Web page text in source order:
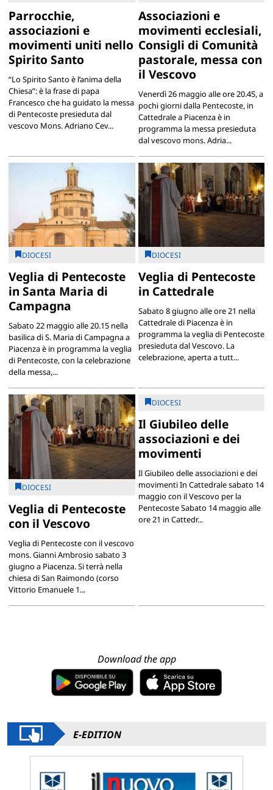
Parrocchie,
associazioni e
movimenti uniti nello
Spirito Santo
“Lo Spirito Santo è l’anima della
Chiesa”: è la frase di papa
Francesco che ha guidato la messa
di Pentecoste presieduta dal
vescovo Mons. Adriano Cev...
Associazioni e
movimenti ecclesiali,
Consigli di Comunità
pastorale, messa con
il Vescovo
Venerdì 26 maggio alle ore 20.45, a
pochi giorni dalla Pentecoste, in
Cattedrale a Piacenza è in
programma la messa presieduta
dal vescovo mons. Adria...
DIOCESI
Veglia di Pentecoste
in Santa Maria di
Campagna
Sabato 22 maggio alle 20.15 nella
basilica di S. Maria di Campagna a
Piacenza è in programma la veglia
di Pentecoste, con la celebrazione
della messa,...
DIOCESI
Veglia di Pentecoste
in Cattedrale
Sabato 8 giugno alle ore 21 nella
Cattedrale di Piacenza è in
programma la veglia di Pentecoste
presieduta dal Vescovo. La
celebrazione, aperta a tutt...
DIOCESI
Veglia di Pentecoste
con il Vescovo
Veglia di Pentecoste con il vescovo
mons. Gianni Ambrosio sabato 3
giugno a Piacenza. Si terrà nella
chiesa di San Raimondo (corso
Vittorio Emanuele 1...
DIOCESI
Il Giubileo delle
associazioni e dei
movimenti
Il Giubileo delle associazioni e dei
movimenti In Cattedrale sabato 14
maggio con il Vescovo per la
Pentecoste Sabato 14 maggio alle
ore 21 in Cattedr...
Download the app
E-EDITION